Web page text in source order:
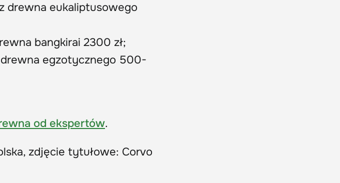
drewna eukaliptusowego
bangkirai 2300 zł;
drewna egzotycznego 500-
od ekspertów.
zdjęcie tytułowe: Corvo